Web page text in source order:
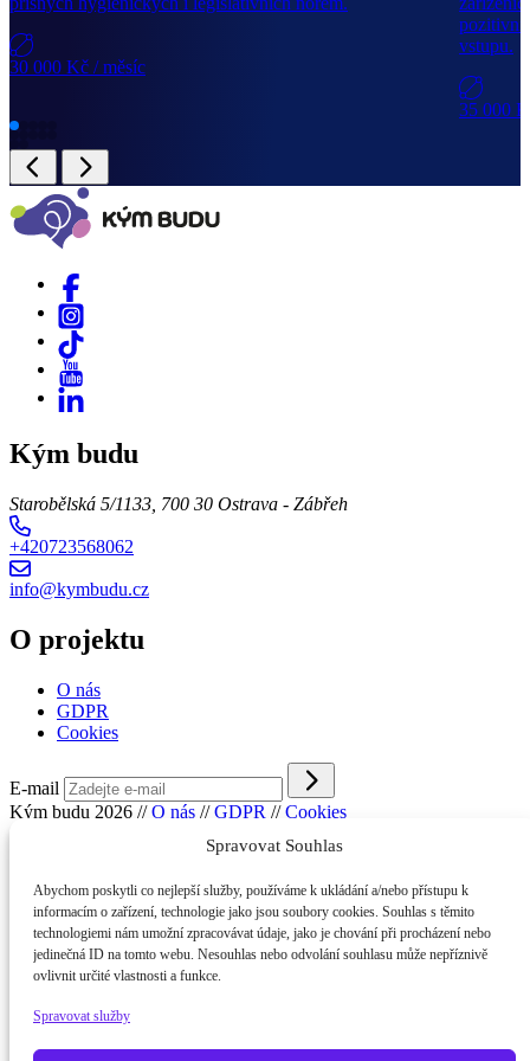
Spravovat Souhlas
Abychom poskytli co nejlepší služby, používáme k ukládání a/nebo přístupu k
informacím o zařízení, technologie jako jsou soubory cookies. Souhlas s těmito
technologiemi nám umožní zpracovávat údaje, jako je chování při procházení nebo
jedinečná ID na tomto webu. Nesouhlas nebo odvolání souhlasu může nepříznivě
ovlivnit určité vlastnosti a funkce.
Spravovat služby
30 000 Kč / měsíc
vstupu.
35 000
Kým budu
Starobělská 5/1133, 700 30 Ostrava - Zábřeh
+420723568062
info@kymbudu.cz
O projektu
O nás
GDPR
Cookies
E-mail
Kým budu 2026 // O nás // GDPR // Cookies